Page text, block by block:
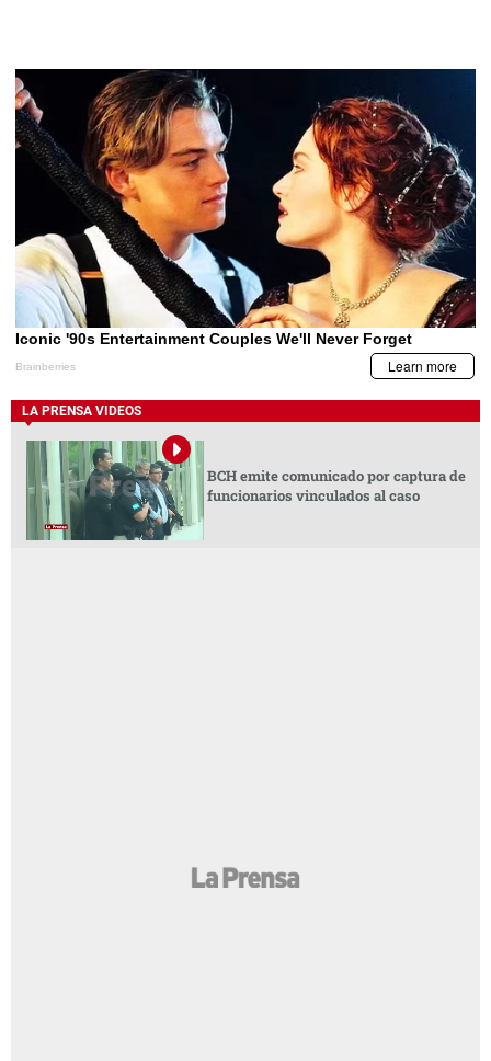
LA PRENSA VIDEOS
BCH emite comunicado por captura de
funcionarios vinculados al caso